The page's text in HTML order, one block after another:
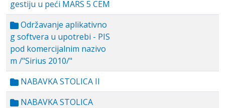
gestiju u peći MARS 5 CEM
Održavanje aplikativno
g softvera u upotrebi - PIS
pod komercijalnim nazivo
m /"Sirius 2010/"
NABAVKA STOLICA II
NABAVKA STOLICA